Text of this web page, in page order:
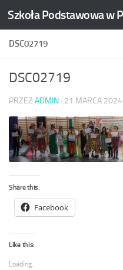
Skip to content
DSC02719
DSC02719
PRZEZ ADMIN · 21 MARCA 2024
Share this:
Facebook
Like this:
Loading...